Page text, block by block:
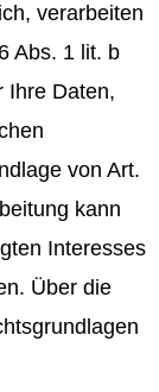
verarbeiten
Abs. 1 lit. b
Ihre Daten,
von Art.
kann
Interesses
Über die